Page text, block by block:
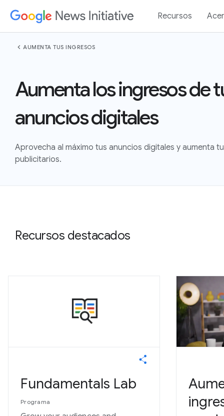
Recursos
chevron_left AUMENTA TUS INGRESOS
Aumenta los ingresos de
anuncios digitales
Aprovecha al máximo tus anuncios digitales y aumenta
publicitarios.
Recursos destacados
Fundamentals Lab
Programa